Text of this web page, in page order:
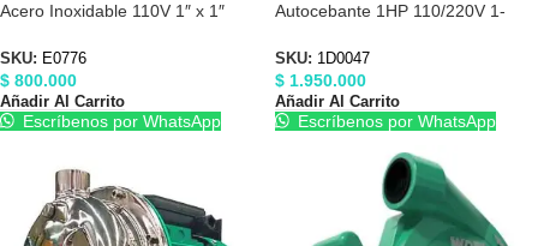
Acero Inoxidable 110V 1″ x 1″
SKU: E0776
$ 800.000
Añadir Al Carrito
Escríbenos por WhatsApp
Autocebante 1HP 110/220V 1-
SKU: 1D0047
$ 1.950.000
Añadir Al Carrito
Escríbenos por WhatsApp